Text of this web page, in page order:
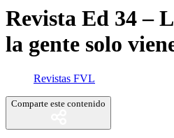
Revista Ed 34 –
la gente solo
Revistas FVL
Comparte este contenido